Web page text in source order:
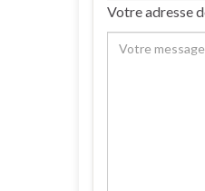
Votre adresse